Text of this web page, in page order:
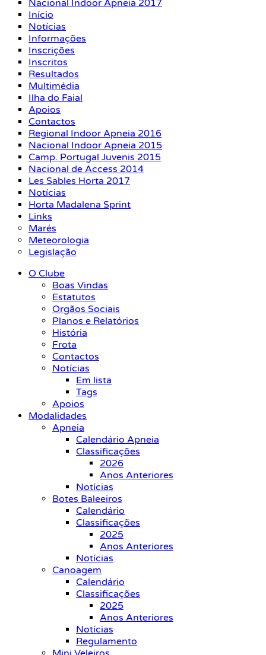
Nacional Indoor Apneia 2017
Início
Notícias
Informações
Inscrições
Inscritos
Resultados
Multimédia
Ilha do Faial
Apoios
Contactos
Regional Indoor Apneia 2016
Nacional Indoor Apneia 2015
Camp. Portugal Juvenis 2015
Nacional de Access 2014
Les Sables Horta 2017
Notícias
Horta Madalena Sprint
Links
Marés
Meteorologia
Legislação
O Clube
Boas Vindas
Estatutos
Orgãos Sociais
Planos e Relatórios
História
Frota
Contactos
Notícias
Em lista
Tags
Apoios
Modalidades
Apneia
Calendário Apneia
Classificações
2026
Anos Anteriores
Notícias
Botes Baleeiros
Calendário
Classificações
2025
Anos Anteriores
Notícias
Canoagem
Calendário
Classificações
2025
Anos Anteriores
Notícias
Regulamento